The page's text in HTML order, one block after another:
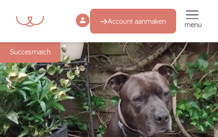
Account aanmaken menu
Succesmatch